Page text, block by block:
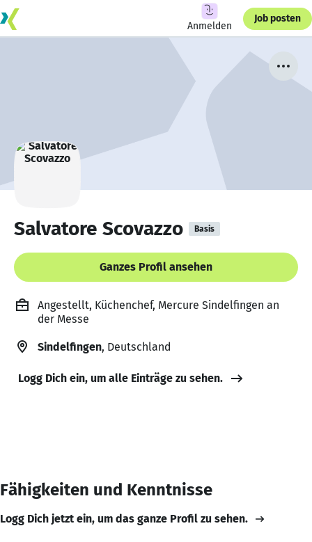
Anmelden
Job posten
Salvatore Scovazzo Basis
Ganzes Profil ansehen
Angestellt, Küchenchef, Mercure Sindelfingen an
der Messe
Sindelfingen, Deutschland
Logg Dich ein, um alle Einträge zu sehen.
Fähigkeiten und Kenntnisse
Logg Dich jetzt ein, um das ganze Profil zu sehen.